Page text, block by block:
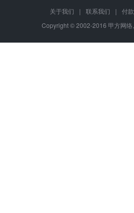
关于我们 | 联系我们 |
付
Copyright © 2002-2016 甲方网